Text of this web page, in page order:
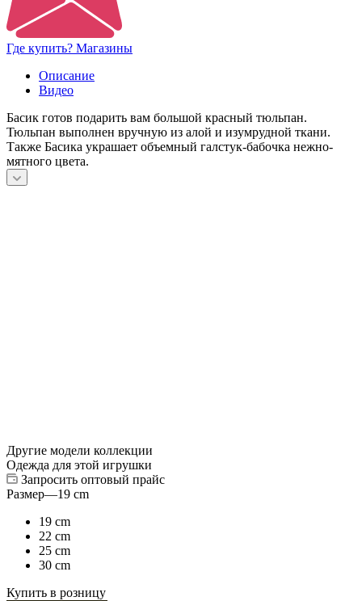
Где купить? Магазины
Описание
Видео
Басик готов подарить вам большой красный тюльпан.
Тюльпан выполнен вручную из алой и изумрудной ткани.
Также Басика украшает объемный галстук-бабочка нежно-
мятного цвета.
Другие модели коллекции
Одежда для этой игрушки
Запросить оптовый прайс
Размер—19 cm
19 cm
22 cm
25 cm
30 cm
Купить в розницу